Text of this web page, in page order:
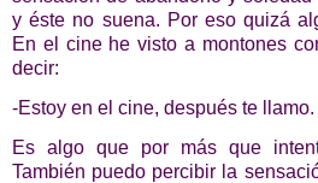
y éste no suena. Por eso quizá
En el cine he visto a montones
decir:
-Estoy en el cine, después te llamo.
Es algo que por más que
También puedo percibir la